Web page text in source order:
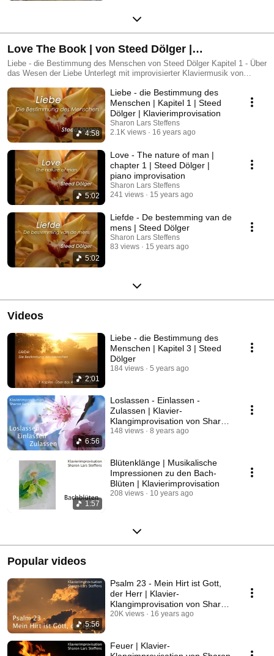
Love The Book | von Steed Dölger |
Klavierimprovisation von Sharon Lars Steffens
Liebe - die Bestimmung des Menschen von Steed Dölger Kapitel 1 - Über
das Wesen der Liebe Unterlegt mit improvisierter Klaviermusik von
Sprachen. http://www.love-the-book.com http://www.steed-doelger.de
http://www.improvisierte-klangbilder.de
4:58
Liebe - die Bestimmung des
Menschen | Kapitel 1 | Steed
Dölger | Klavierimprovisation
Sharon Lars Steffens
2.1K views
16 years ago
5:02
Love - The nature of man |
chapter 1 | Steed Dölger |
piano improvisation
Sharon Lars Steffens
241 views
15 years ago
5:02
Liefde - De bestemming van de
mens | Steed Dölger
Sharon Lars Steffens
83 views
15 years ago
Videos
2:01
Liebe - die Bestimmung des
Menschen | Kapitel 3 | Steed
Dölger
184 views 5 years ago
6:56
Loslassen - Einlassen -
Zulassen | Klavier-
Klangimprovisation von Sharon
Lars Steffens
148 views 8 years ago
1:57
Blütenklänge | Musikalische
Impressionen zu den Bach-
Blüten | Klavierimprovisation
208 views 10 years ago
Popular videos
5:56
Psalm 23 - Mein Hirt ist Gott,
der Herr | Klavier-
Klangimprovisation von Sharon
Lars Steffens
20K views 16 years ago
Feuer | Klavier-